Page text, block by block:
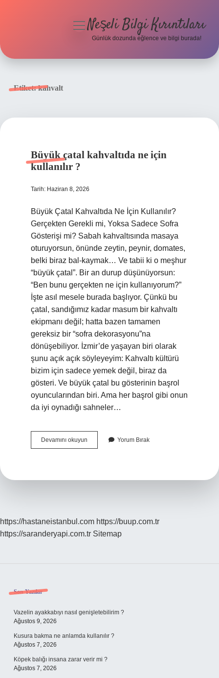
menüyüNeşeli Bilgi Kırıntıları
Günlük dozunda eğlence ve bilgi burada!
Etiket:kahvalt
Büyük çatal kahvaltıda ne için
kullanılır ?
Tarih: Haziran 8, 2026
Büyük Çatal Kahvaltıda Ne İçin Kullanılır?
Gerçekten Gerekli mi, Yoksa Sadece Sofra
Gösterişi mi? Sabah kahvaltısında masaya
oturuyorsun, önünde zeytin, peynir, domates,
belki biraz bal-kaymak… Ve tabii ki o meşhur
“büyük çatal”. Bir an durup düşünüyorsun:
“Ben bunu gerçekten ne için kullanıyorum?”
İşte asıl mesele burada başlıyor. Çünkü bu
çatal, sandığımız kadar masum bir kahvaltı
ekipmanı değil; hatta bazen tamamen
gereksiz bir “sofra dekorasyonu”na
dönüşebiliyor. İzmir’de yaşayan biri olarak
şunu açık açık söyleyeyim: Kahvaltı kültürü
bizim için sadece yemek değil, biraz da
gösteri. Ve büyük çatal bu gösterinin başrol
oyuncularından biri. Ama her başrol gibi onun
da iyi oynadığı sahneler…
Devamını okuyun
çatal
Yorum Bırak
https://hastaneistanbul.com https://buup.com.tr
https://saranderyapi.com.tr Sitemap
Sidebar
Son Yazılar
Vazelin ayakkabıyı nasıl genişletebilirim ?
Ağustos 9, 2026
Kusura bakma ne anlamda kullanılır ?
Ağustos 7, 2026
Köpek balığı insana zarar verir mi ?
Ağustos 7, 2026